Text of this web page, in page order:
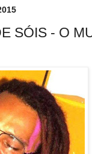
SÓIS - O